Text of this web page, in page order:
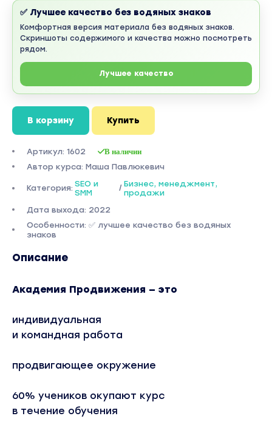
✅ Лучшее качество без водяных знаков
Комфортная версия материала без водяных знаков.
Скриншоты содержимого и качества можно посмотреть
рядом.
Лучшее качество
В корзину Купить
Артикул: 1602 В наличии
Автор курса: Маша Павлюкевич
Категория: SEO и
SMM
/ Бизнес, менеджмент,
продажи
Дата выхода: 2022
Особенности: ✅ лучшее качество без водяных
знаков
Описание
Академия Продвижения — это
индивидуальная
и командная работа
продвигающее окружение
60% учеников окупают курс
в течение обучения